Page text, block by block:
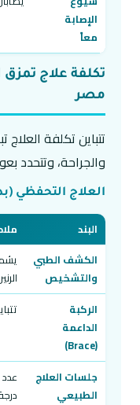
الإصابة
معاً
تكلفة علاج تمزق
مصر
تتباين تكلفة العلاج
والجراحة، وتتحدد
العلاج التحفظي
البند
الكشف الطبي
والتشخيص
الركبة
الداعمة
(Brace)
جلسات العلاج
الطبيعي